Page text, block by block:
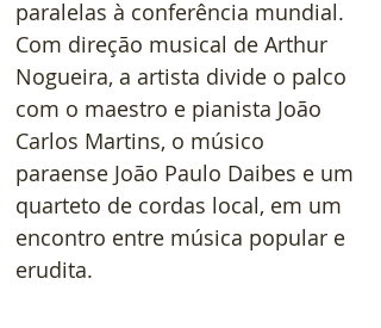
paralelas à conferência mundial.
Com direção musical de Arthur
Nogueira, a artista divide o palco
com o maestro e pianista João
Carlos Martins, o músico
paraense João Paulo Daibes e um
quarteto de cordas local, em um
encontro entre música popular e
erudita.